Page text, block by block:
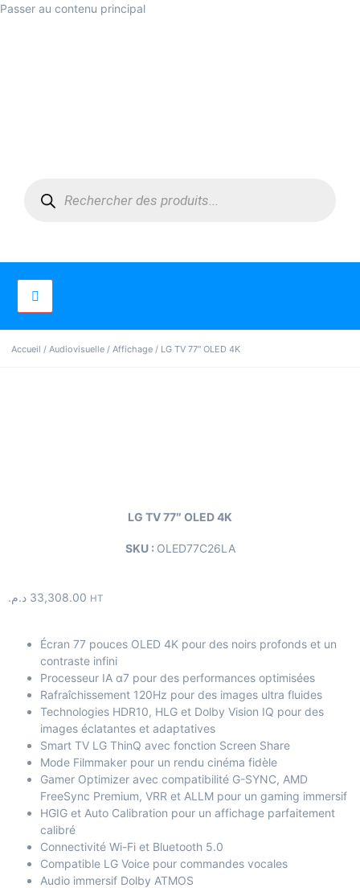
Passer au contenu principal
Accueil / Audiovisuelle / Affichage / LG TV 77″ OLED 4K
LG TV 77″ OLED 4K
SKU : OLED77C26LA
33,308.00 د.م. HT
Écran 77 pouces OLED 4K pour des noirs profonds et un
contraste infini
Processeur IA α7 pour des performances optimisées
Rafraîchissement 120Hz pour des images ultra fluides
Technologies HDR10, HLG et Dolby Vision IQ pour des
images éclatantes et adaptatives
Smart TV LG ThinQ avec fonction Screen Share
Mode Filmmaker pour un rendu cinéma fidèle
Gamer Optimizer avec compatibilité G-SYNC, AMD
FreeSync Premium, VRR et ALLM pour un gaming immersif
HGIG et Auto Calibration pour un affichage parfaitement
calibré
Connectivité Wi-Fi et Bluetooth 5.0
Compatible LG Voice pour commandes vocales
Audio immersif Dolby ATMOS